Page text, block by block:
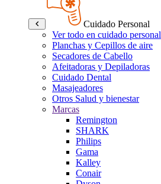
Cuidado Personal
Ver todo en cuidado personal
Planchas y Cepillos de aire
Secadores de Cabello
Afeitadoras y Depiladoras
Cuidado Dental
Masajeadores
Otros Salud y bienestar
Marcas
Remington
SHARK
Philips
Gama
Kalley
Conair